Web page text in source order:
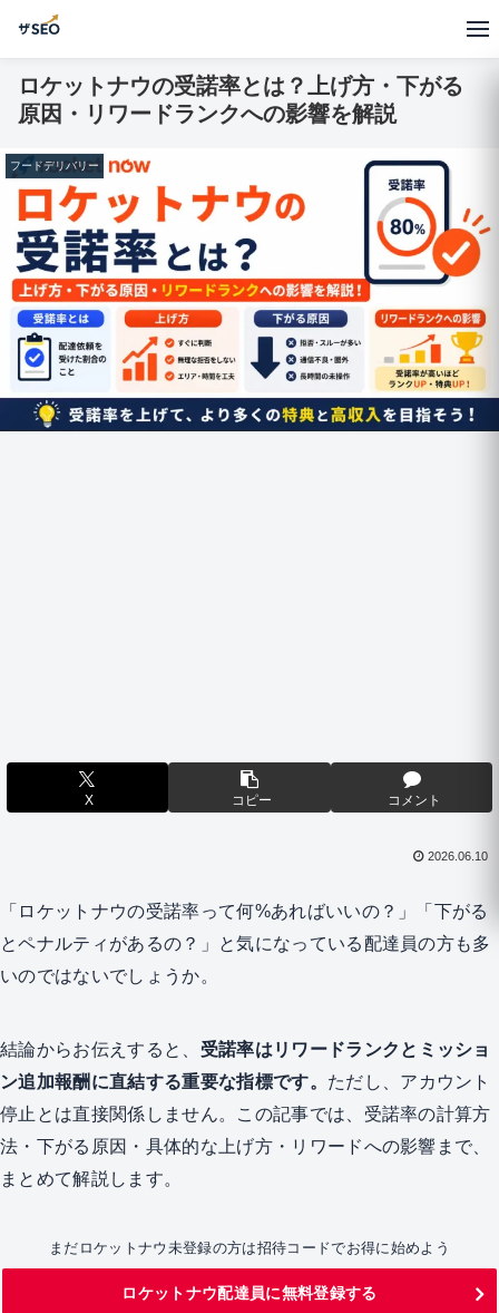
ロケットナウの受諾率とは？上げ方・下がる
原因・リワードランクへの影響を解説
フードデリバリー
X コピー コメント
2026.06.10
「ロケットナウの受諾率って何%あればいいの？」「下がる
とペナルティがあるの？」と気になっている配達員の方も多
いのではないでしょうか。
結論からお伝えすると、 受諾率はリワードランクとミッショ
ン追加報酬に直結する重要な指標です。 ただし、アカウント
停止とは直接関係しません。この記事では、受諾率の計算方
法・下がる原因・具体的な上げ方・リワードへの影響まで、
まとめて解説します。
まだロケットナウ未登録の方は招待コードでお得に始めよう
ロケットナウ配達員に無料登録する